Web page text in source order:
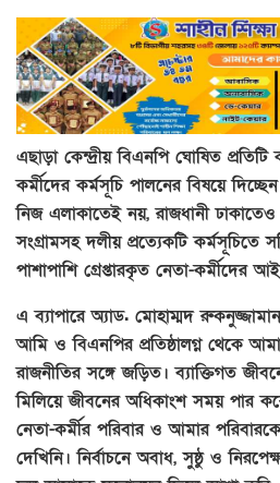
এছাড়া কেন্দ্রীয় বিএনপি ঘোষিত
কর্মীদের কর্মসূচি পালনের বিষয়ে
নিজ এলাকাতেই নয়, রাজধানী
সংগ্রামসহ দলীয় প্রত্যেকটি কর্মসূচিতে
পাশাপাশি গ্রেপ্তারকৃত নেতা-কর্মীদের
এ ব্যাপারে অ্যাড. মোহাম্মদ
আমি ও বিএনপির প্রতিষ্ঠালগ্ন থেকে
রাজনীতির সঙ্গে জড়িত। ব্যাক্তিগত
মিলিয়ে জীবনের অধিকাংশ সময় পার
নেতা-কর্মীর পরিবার ও আমার
দেখিনি। নির্বাচনে অবাধ, সুষ্ঠু ও